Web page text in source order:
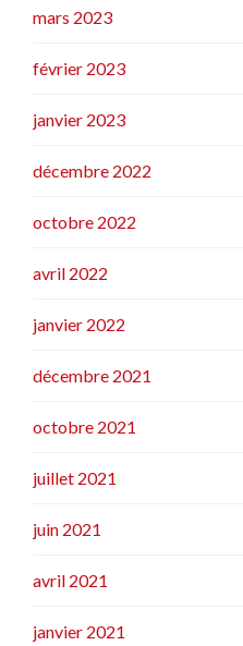
mars 2023
février 2023
janvier 2023
décembre 2022
octobre 2022
avril 2022
janvier 2022
décembre 2021
octobre 2021
juillet 2021
juin 2021
avril 2021
janvier 2021